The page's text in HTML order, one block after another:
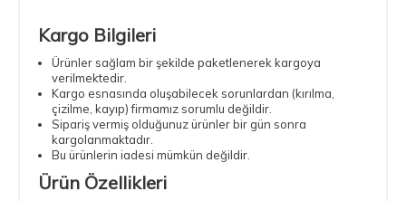
Kargo Bilgileri
Ürünler sağlam bir şekilde paketlenerek kargoya
verilmektedir.
Kargo esnasında oluşabilecek sorunlardan (kırılma,
çizilme, kayıp) firmamız sorumlu değildir.
Sipariş vermiş olduğunuz ürünler bir gün sonra
kargolanmaktadır.
Bu ürünlerin iadesi mümkün değildir.
Ürün Özellikleri